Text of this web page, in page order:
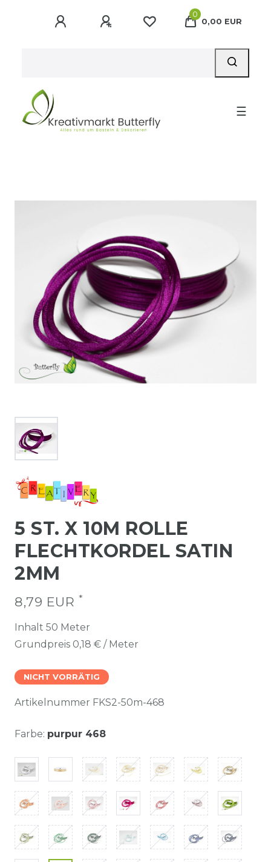
0
0,00 EUR
☰
5 ST. X 10M ROLLE
FLECHTKORDEL SATIN
2MM
8,79 EUR *
Inhalt 50 Meter
Grundpreis 0,18 € / Meter
NICHT VORRÄTIG
Artikelnummer FKS2-50m-468
Farbe: purpur 468